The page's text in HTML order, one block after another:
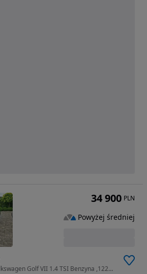
1395 cm3 • 122 KM • Volkswagen Golf VII 1.4 TSI Benzyna ,122KM,LEDY,KSENON
34 900 PLN
Powyżej średniej